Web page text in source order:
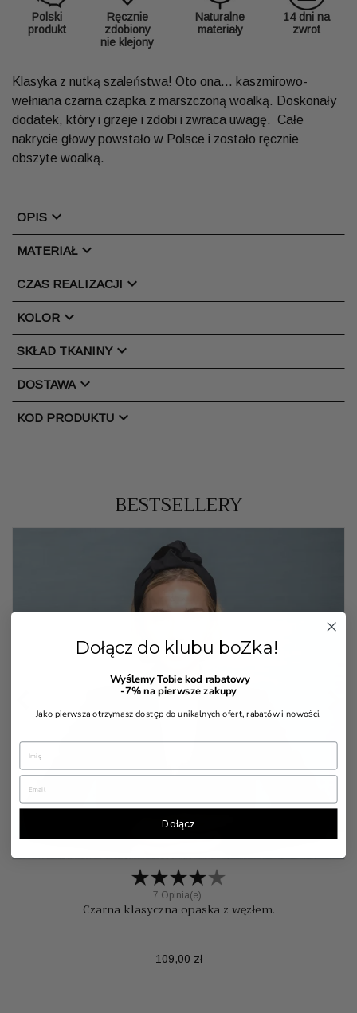
Polski
produkt
Ręcznie
zdobiony
nie klejony
Naturalne
materiały
14 dni na
zwrot
Klasyka z nutką szaleństwa! Oto ona... kaszmirowo-
wełniana czarna czapka z marszczoną woalką. Doskonały
dodatek, który i grzeje i zdobi i zwraca uwagę. Całe
nakrycie głowy powstało w Polsce i zostało ręcznie
obszyte woalką.
OPIS chevron_right
MATERIAŁchevron_right
CZAS REALIZACJI chevron_right
KOLOR chevron_right
SKŁAD TKANINYchevron_right
DOSTAWAchevron_right
KOD PRODUKTU chevron_right
BESTSELLERY
7 Opinia(e)
Czarna klasyczna opaska z węzłem.
Cena
109,00 zł
 
Dołącz do klubu boZka!
Wyślemy Tobie kod rabatowy
-7%na pierwsze zakupy
Jako pierwsza otrzymasz dostęp do unikalnych ofert, rabatów i nowości.
Dołącz